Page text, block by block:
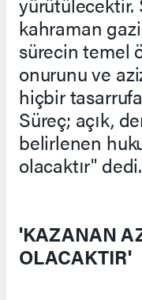
kahraman
sürecin temel
onurunu ve
hiçbir
Süreç; açık,
belirlenen
olacaktır" dedi.
'KAZANAN
OLACAKTIR'